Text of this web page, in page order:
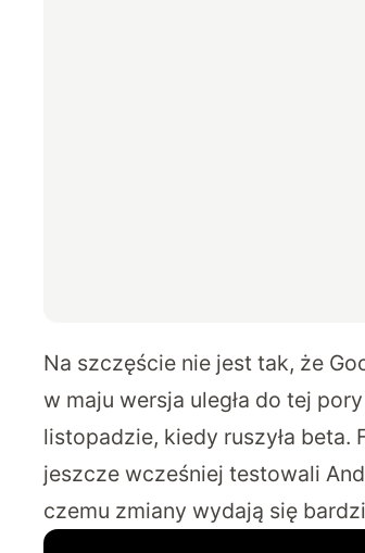
Na szczęście nie jest tak, że
w maju wersja uległa do tej
listopadzie, kiedy ruszyła beta.
jeszcze wcześniej testowali
czemu zmiany wydają się